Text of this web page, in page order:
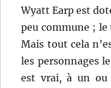
Wyatt Earp est
peu commune ;
Mais tout cela
les personnages
est vrai, à un ou